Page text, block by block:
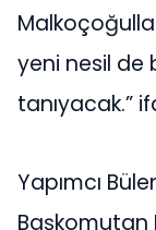
yeni nesil de
tanıyacak.”
Yapımcı
Başkomutan